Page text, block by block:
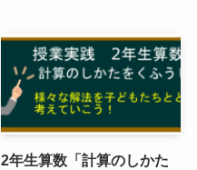
2年生算数「計算のしかた